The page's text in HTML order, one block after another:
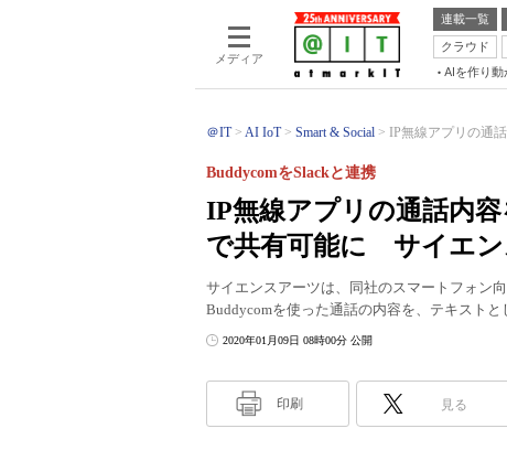
メディア
連載一覧
クラウド
AIを作り
＠IT AI IoT Smart & Social IP無線アプリの通
IP無線アプリの通話内
で共有可能に サイエン
BuddycomをSlackと連携
サイエンスアーツは、同社のスマートフォン
Buddycomを使った通話の内容を、テキストと
2020年01月09日 08時00分 公開
印刷 見る